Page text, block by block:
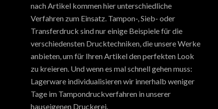
nach Artikel kommen hier unterschiedliche
Verfahren zum Einsatz. Tampon-, Sieb- oder
Transferdruck sind nur einige Beispiele für die
verschiedensten Drucktechniken, die unsere Werke
anbieten, um für Ihren Artikel den perfekten Look
zu kreieren. Und wenn es mal schnell gehen muss:
Lagerware individualisieren wir innerhalb weniger
Tage im Tampondruckverfahren in unserer
hauseigenen Druckerei.